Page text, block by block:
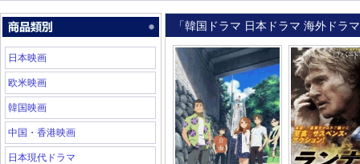
日本映画
欧米映画
韓国映画
中国・香港映画
日本現代ドラマ
「韓国ドラマ 日本ドラマ 海外ドラ